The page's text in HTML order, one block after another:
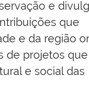
e
que
e da região
de projetos que
e social das